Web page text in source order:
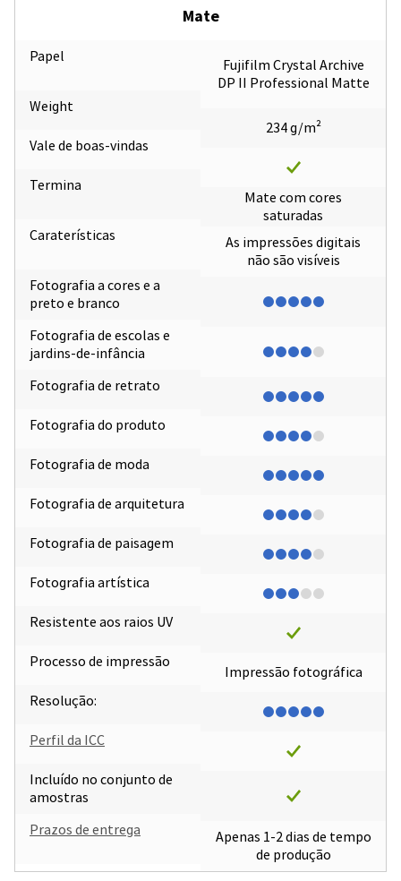
Mate
Papel
Weight
Vale de boas-vindas
Termina
Caraterísticas
Fotografia a cores e a
preto e branco
Fotografia de escolas e
jardins-de-infância
Fotografia de retrato
Fotografia do produto
Fotografia de moda
Fotografia de arquitetura
Fotografia de paisagem
Fotografia artística
Resistente aos raios UV
Processo de impressão
Resolução:
Perfil da ICC
Incluído no conjunto de
amostras
Prazos de entrega
Fujifilm Crystal Archive
DP II Professional Matte
234 g/m²
Mate com cores
saturadas
As impressões digitais
não são visíveis
Impressão fotográfica
Apenas 1-2 dias de tempo
de produção